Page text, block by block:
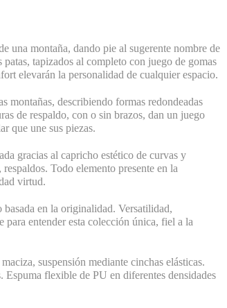
una montaña, dando pie al sugerente nombre de
tapizados al completo con juego de gomas
elevarán la personalidad de cualquier espacio.
montañas, describiendo formas redondeadas
de respaldo, con o sin brazos, dan un juego
que une sus piezas.
gracias al capricho estético de curvas y
Todo elemento presente en la
virtud.
en la originalidad. Versatilidad,
entender esta colección única, fiel a la
suspensión mediante cinchas elásticas.
Espuma flexible de PU en diferentes densidades